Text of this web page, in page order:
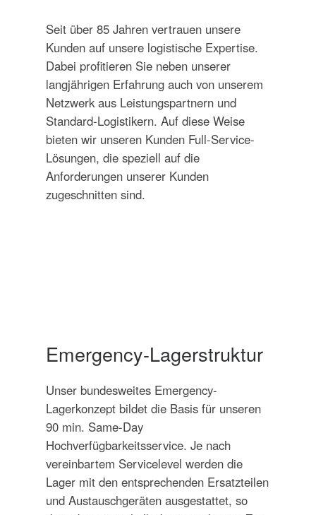
Seit über 85 Jahren vertrauen unsere
Kunden auf unsere logistische Expertise.
Dabei profitieren Sie neben unserer
langjährigen Erfahrung auch von unserem
Netzwerk aus Leistungspartnern und
Standard-Logistikern. Auf diese Weise
bieten wir unseren Kunden Full-Service-
Lösungen, die speziell auf die
Anforderungen unserer Kunden
zugeschnitten sind.
Emergency-Lagerstruktur
Unser bundesweites Emergency-
Lagerkonzept bildet die Basis für unseren
90 min. Same-Day
Hochverfügbarkeitsservice. Je nach
vereinbartem Servicelevel werden die
Lager mit den entsprechenden Ersatzteilen
und Austauschgeräten ausgestattet, so